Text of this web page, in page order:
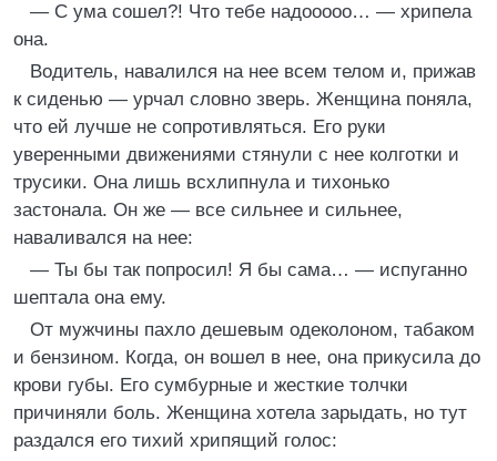
— С ума сошел?! Что тебе надооооо… — хрипела
она.
Водитель, навалился на нее всем телом и, прижав
к сиденью — урчал словно зверь. Женщина поняла,
что ей лучше не сопротивляться. Его руки
уверенными движениями стянули с нее колготки и
трусики. Она лишь всхлипнула и тихонько
застонала. Он же — все сильнее и сильнее,
наваливался на нее:
— Ты бы так попросил! Я бы сама… — испуганно
шептала она ему.
От мужчины пахло дешевым одеколоном, табаком
и бензином. Когда, он вошел в нее, она прикусила до
крови губы. Его сумбурные и жесткие толчки
причиняли боль. Женщина хотела зарыдать, но тут
раздался его тихий хрипящий голос: